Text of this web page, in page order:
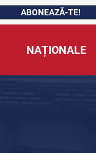
ABONEAZĂ-TE!
NAȚIONALE